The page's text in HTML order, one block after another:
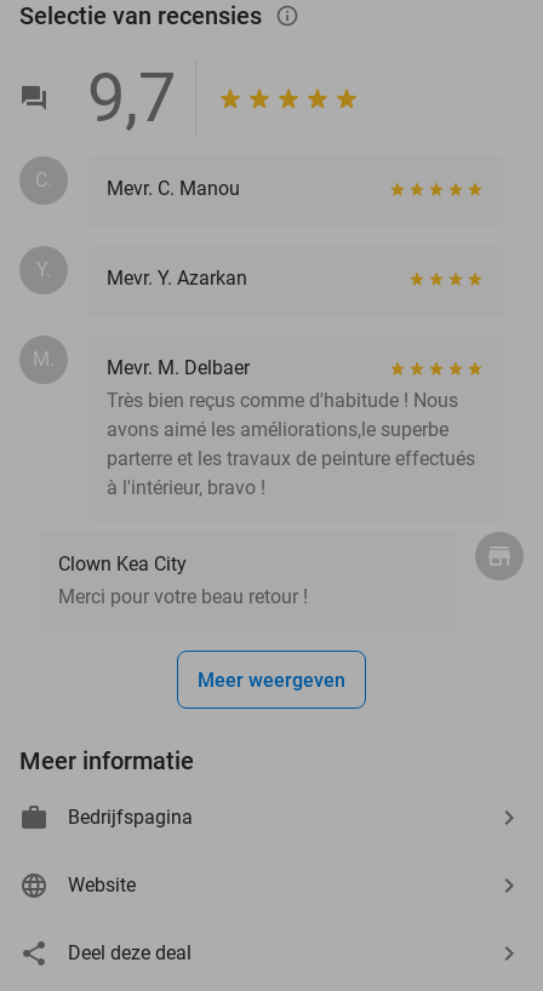
Selectie van recensies info_outlined
9,7
C. Mevr. C. Manou
Y. Mevr. Y. Azarkan
M.
Mevr. M. Delbaer
Très bien reçus comme d'habitude ! Nous
avons aimé les améliorations,le superbe
parterre et les travaux de peinture effectués
à l'intérieur, bravo !
Clown Kea City
Merci pour votre beau retour !
Meer weergeven
Meer informatie
Bedrijfspagina
Website
Deel deze deal